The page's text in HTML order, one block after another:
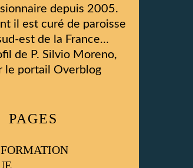
PAGES
depuis 2005.
il est curé de paroisse
est de la France…
de P. Silvio Moreno,
le portail Overblog